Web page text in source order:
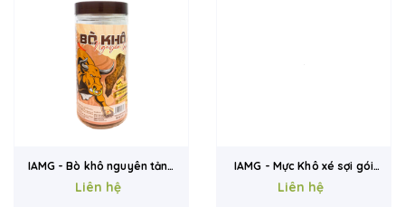
IAMG - Bò khô nguyên tảng
hũ 180g
Liên hệ
IAMG - Mực Khô xé sợi gói
60g
Liên hệ